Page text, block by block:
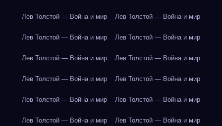
Лев Толстой — Война и мир Лев Толстой — Война и мир
Лев Толстой — Война и мир Лев Толстой — Война и мир
Лев Толстой — Война и мир Лев Толстой — Война и мир
Лев Толстой — Война и мир Лев Толстой — Война и мир
Лев Толстой — Война и мир Лев Толстой — Война и мир
Лев Толстой — Война и мир Лев Толстой — Война и мир